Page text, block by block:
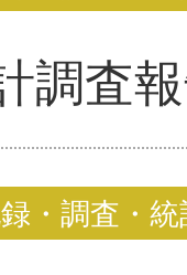
調査
・調査・